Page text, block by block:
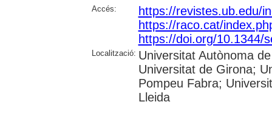
Accés:
https://revistes.ub.edu/
https://raco.cat/
https://doi.org/10.1344/
Localització: Universitat Autònoma
Universitat de Girona;
Pompeu Fabra;
Lleida